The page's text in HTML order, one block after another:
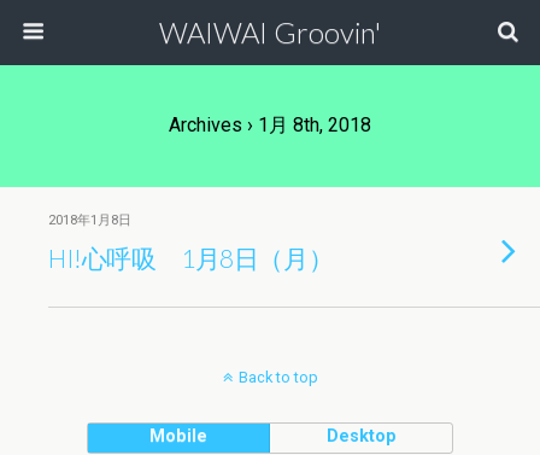
WAIWAI Groovin'
Archives › 1月 8th, 2018
2018年1月8日
HI!心呼吸 1月8日（月）
Back to top
Mobile Desktop